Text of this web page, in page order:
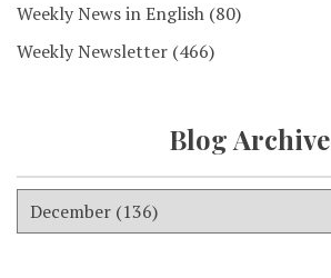
Weekly News in English (80)
Weekly Newsletter (466)
Blog Archive